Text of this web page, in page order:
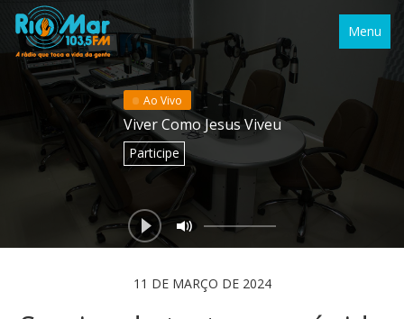
Menu
Ao Vivo
Viver Como Jesus Viveu
Participe
11 DE MARÇO DE 2024